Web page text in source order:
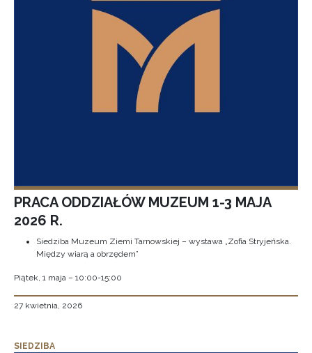
PRACA ODDZIAŁÓW MUZEUM 1-3 MAJA
2026 R.
Siedziba Muzeum Ziemi Tarnowskiej – wystawa „Zofia Stryjeńska.
Między wiarą a obrzędem”
Piątek, 1 maja – 10:00-15:00
27 kwietnia, 2026
SIEDZIBA